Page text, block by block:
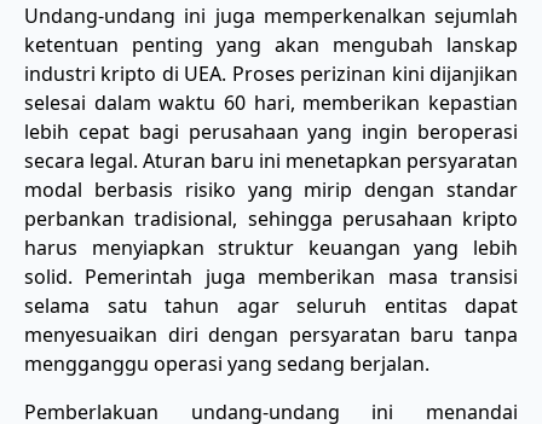
Undang-undang ini juga memperkenalkan sejumlah
ketentuan penting yang akan mengubah lanskap
industri kripto di UEA. Proses perizinan kini dijanjikan
selesai dalam waktu 60 hari, memberikan kepastian
lebih cepat bagi perusahaan yang ingin beroperasi
secara legal. Aturan baru ini menetapkan persyaratan
modal berbasis risiko yang mirip dengan standar
perbankan tradisional, sehingga perusahaan kripto
harus menyiapkan struktur keuangan yang lebih
solid. Pemerintah juga memberikan masa transisi
selama satu tahun agar seluruh entitas dapat
menyesuaikan diri dengan persyaratan baru tanpa
mengganggu operasi yang sedang berjalan.
Pemberlakuan undang-undang ini menandai